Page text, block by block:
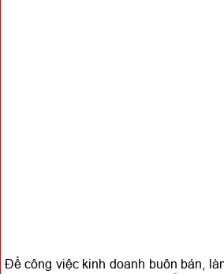
Để công việc kinh doanh buôn bán,